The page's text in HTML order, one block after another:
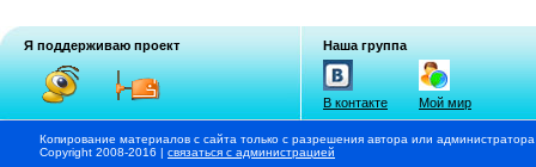
Я поддерживаю проект Наша группа
В контакте Мой мир
Копирование материалов с сайта только с разрешения автора или
Copyright 2008-2016 | связаться с администрацией